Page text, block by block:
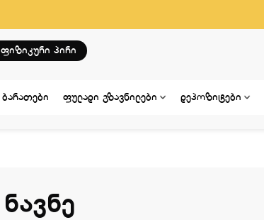
ფიზიკური პირი
ბარათები ფულადი გზავნილები დეპოზიტები
ნავნე